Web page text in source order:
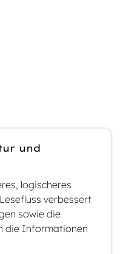
und
logischeres
verbessert
sowie die
die Informationen